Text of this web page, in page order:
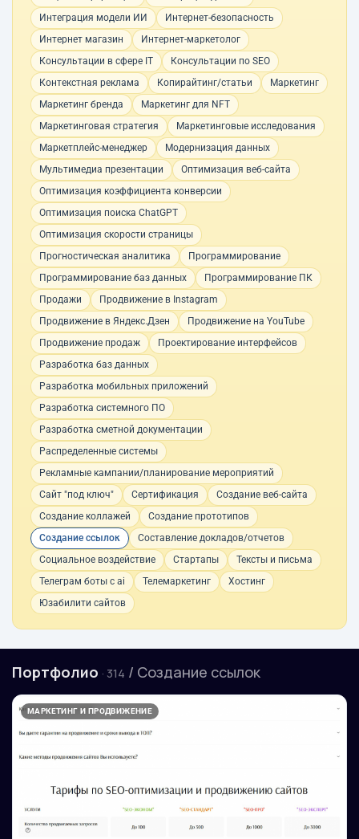
Интеграция модели ИИ
Интернет-безопасность
Интернет магазин
Интернет-маркетолог
Консультации в сфере IT
Консультации по SEO
Контекстная реклама
Копирайтинг/статьи
Маркетинг
Маркетинг бренда
Маркетинг для NFT
Маркетинговая стратегия
Маркетинговые исследования
Маркетплейс-менеджер
Модернизация данных
Мультимедиа презентации
Оптимизация веб-сайта
Оптимизация коэффициента конверсии
Оптимизация поиска ChatGPT
Оптимизация скорости страницы
Прогностическая аналитика
Программирование
Программирование баз данных
Программирование ПК
Продажи
Продвижение в Instagram
Продвижение в Яндекс.Дзен
Продвижение на YouTube
Продвижение продаж
Проектирование интерфейсов
Разработка баз данных
Разработка мобильных приложений
Разработка системного ПО
Разработка сметной документации
Распределенные системы
Рекламные кампании/планирование мероприятий
Сайт "под ключ"
Сертификация
Создание веб-сайта
Создание коллажей
Создание прототипов
Создание ссылок
Составление докладов/отчетов
Социальное воздействие
Стартапы
Тексты и письма
Телеграм боты с ai
Телемаркетинг
Хостинг
Юзабилити сайтов
Портфолио · 314 / Создание ссылок
МАРКЕТИНГ И ПРОДВИЖЕНИЕ